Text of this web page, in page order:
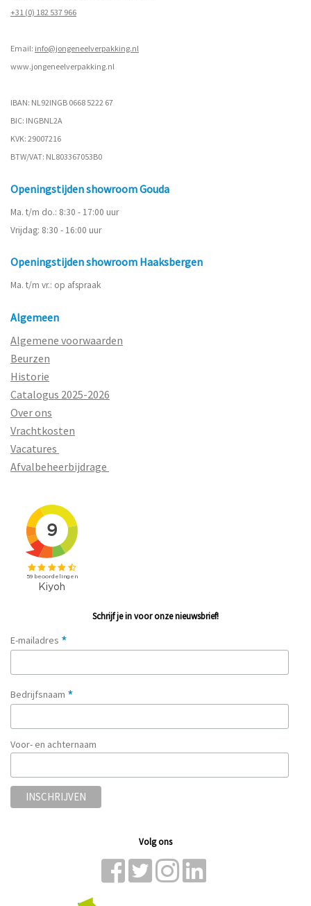
+31 (0) 182 537 966
Email: info@jongeneelverpakking.nl
www.jongeneelverpakking.nl
IBAN: NL92INGB 0668 5222 67
BIC: INGBNL2A
KVK: 29007216
BTW/VAT: NL803367053B0
Openingstijden showroom Gouda
Ma. t/m do.: 8:30 - 17:00 uur
Vrijdag: 8:30 - 16:00 uur
Openingstijden showroom Haaksbergen
Ma. t/m vr.: op afspraak
Algemeen
Algemene voorwaarden
Beurzen
Historie
Catalogus 2025-2026
Over ons
Vrachtkosten
Vacatures
Afvalbeheerbijdrage
Schrijf je in voor onze nieuwsbrief!
E-mailadres *
Bedrijfsnaam *
Voor- en achternaam
Volg ons